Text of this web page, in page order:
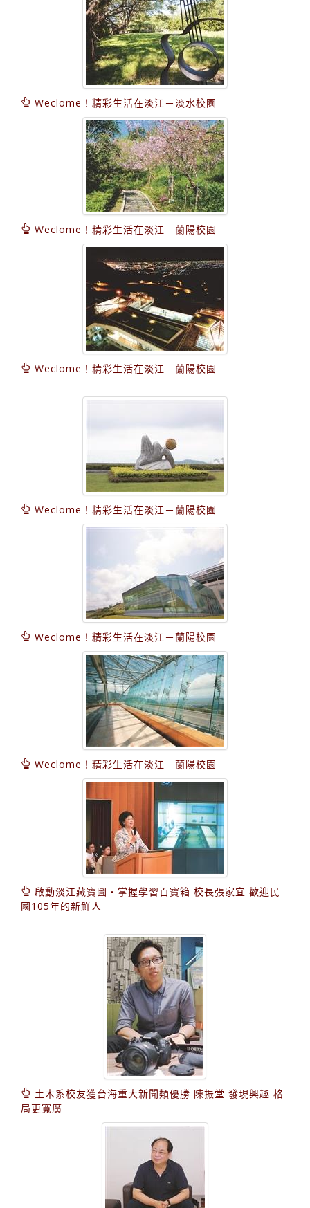
Weclome！精彩生活在淡江－淡水校園
Weclome！精彩生活在淡江－蘭陽校園
Weclome！精彩生活在淡江－蘭陽校園
Weclome！精彩生活在淡江－蘭陽校園
Weclome！精彩生活在淡江－蘭陽校園
Weclome！精彩生活在淡江－蘭陽校園
啟動淡江藏寶圖‧掌握學習百寶箱 校長張家宜 歡迎民
國105年的新鮮人
土木系校友獲台海重大新聞類優勝 陳振堂 發現興趣 格
局更寬廣